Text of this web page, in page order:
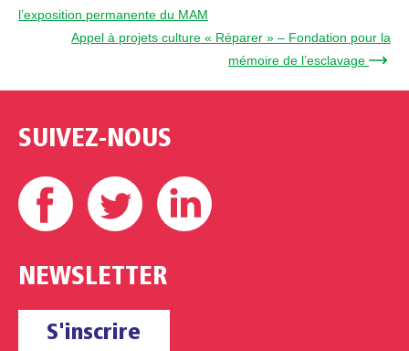
l’exposition permanente du MAM
Appel à projets culture « Réparer » – Fondation pour la
mémoire de l’esclavage →
SUIVEZ-NOUS
Facebook Twitter
NEWSLETTER
S'inscrire